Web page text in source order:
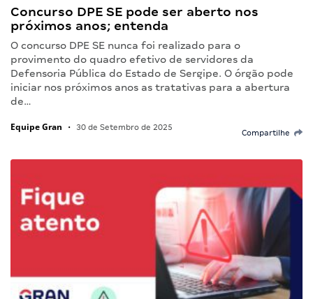
Concurso DPE SE pode ser aberto nos
próximos anos; entenda
O concurso DPE SE nunca foi realizado para o
provimento do quadro efetivo de servidores da
Defensoria Pública do Estado de Sergipe. O órgão pode
iniciar nos próximos anos as tratativas para a abertura
de…
Equipe Gran • 30 de Setembro de 2025
Compartilhe